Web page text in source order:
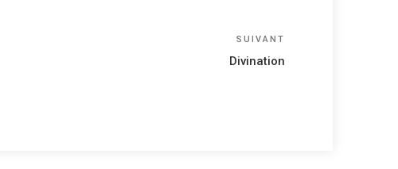
SUIVANT
Divination